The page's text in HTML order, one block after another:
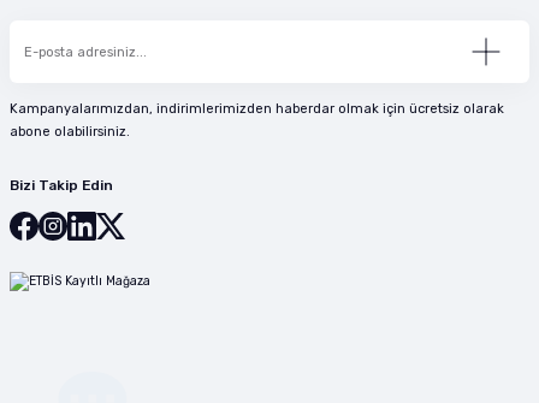
Kampanyalarımızdan, indirimlerimizden haberdar olmak için ücretsiz olarak
abone olabilirsiniz.
Bizi Takip Edin